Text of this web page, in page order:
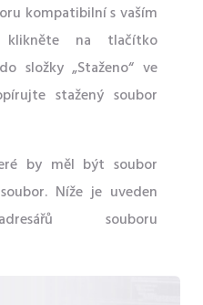
kompatibilní s vaším
klikněte na tlačítko
složky „Staženo“ ve
stažený soubor
by měl být soubor
Níže je uveden
souboru